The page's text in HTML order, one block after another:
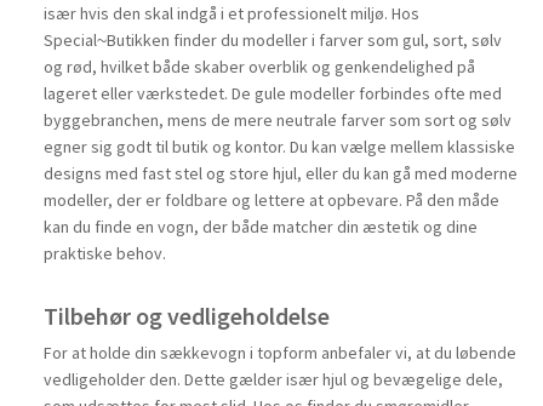
især hvis den skal indgå i et professionelt miljø. Hos
Special~Butikken finder du modeller i farver som gul, sort, sølv
og rød, hvilket både skaber overblik og genkendelighed på
lageret eller værkstedet. De gule modeller forbindes ofte med
byggebranchen, mens de mere neutrale farver som sort og sølv
egner sig godt til butik og kontor. Du kan vælge mellem klassiske
designs med fast stel og store hjul, eller du kan gå med moderne
modeller, der er foldbare og lettere at opbevare. På den måde
kan du finde en vogn, der både matcher din æstetik og dine
praktiske behov.
Tilbehør og vedligeholdelse
For at holde din sækkevogn i topform anbefaler vi, at du løbende
vedligeholder den. Dette gælder især hjul og bevægelige dele,